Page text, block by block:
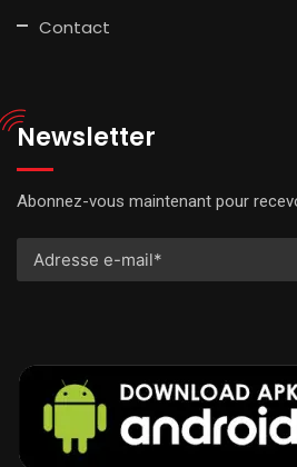
Contact
Newsletter
Abonnez-vous maintenant pour